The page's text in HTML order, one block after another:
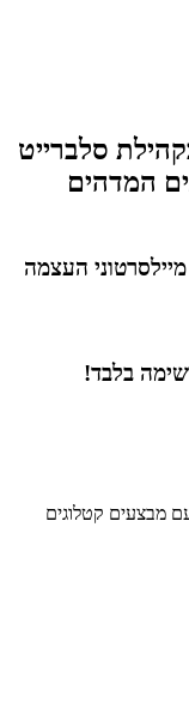
סלברייט
המדהים
העצמה
בלבד!
מבצעים קטלוגים